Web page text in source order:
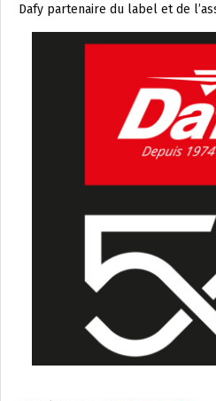
Dafy partenaire du label et de